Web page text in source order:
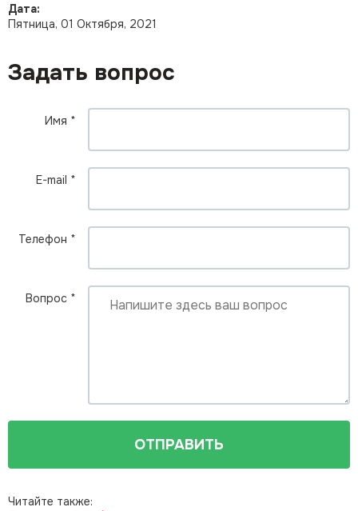
Дата:
Пятница, 01 Октября, 2021
Задать вопрос
Имя *
E-mail *
Телефон *
Вопрос *
ОТПРАВИТЬ
Читайте также: